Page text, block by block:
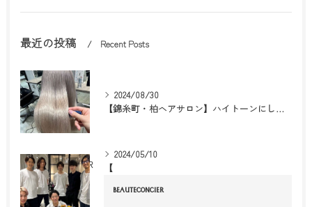
最近の投稿 Recent Posts
2024/08/30
【錦糸町・柏ヘアサロン】ハイトーンにしたいけどダメージは嫌！
BEAUTECONCIER
2024/05/10
【
BEAUTECONCIER